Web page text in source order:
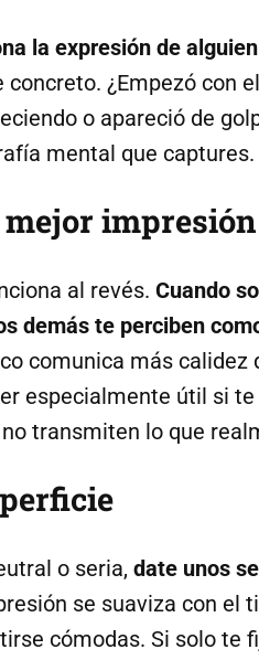
la expresión de
¿Empezó con
o apareció de
mental que captures.
mejor impresión
al revés. Cuando
demás te perciben
comunica más calidez
especialmente útil si
transmiten lo que
o seria, date unos
se suaviza con el
cómodas. Si solo te